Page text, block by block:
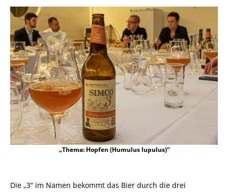
„Thema: Hopfen (Humulus lupulus)“
Die „3“ im Namen bekommt das Bier durch die drei